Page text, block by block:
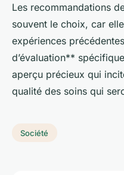
Les recommandations
souvent le choix, car
expériences
d’évaluation**
aperçu précieux qui
qualité des soins qui
Société